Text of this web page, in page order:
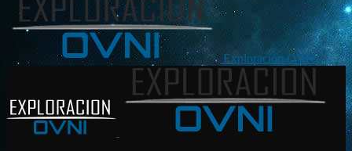
Exploración OVNI